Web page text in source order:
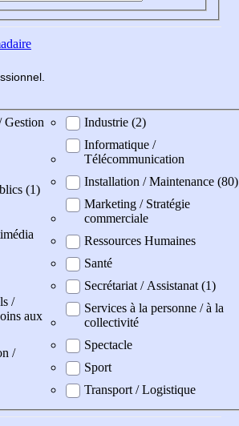
Gestion
(1)
/
aux
/
Industrie (2)
Informatique /
Télécommunication
Installation / Maintenance (80)
Marketing / Stratégie
commerciale
Ressources Humaines
Santé
Secrétariat / Assistanat (1)
Services à la personne / à la
collectivité
Spectacle
Sport
Transport / Logistique